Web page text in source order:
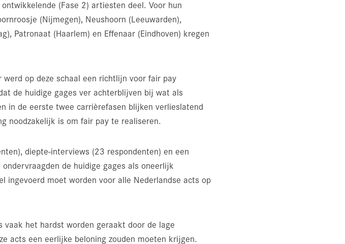
(Fase 2) artiesten deel. Voor hun
(Nijmegen), Neushoorn (Leeuwarden),
Patronaat (Haarlem) en Effenaar (Eindhoven) kregen
op deze schaal een richtlijn voor fair pay
de huidige gages ver achterblijven bij wat als
in de eerste twee carrièrefasen blijken verlieslatend
noodzakelijk is om fair pay te realiseren.
diepte-interviews (23 respondenten) en een
de huidige gages als oneerlijk
ingevoerd moet worden voor alle Nederlandse acts op
het hardst worden geraakt door de lage
acts een eerlijke beloning zouden moeten krijgen.